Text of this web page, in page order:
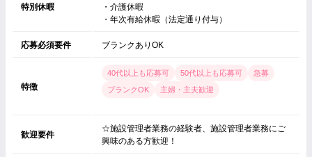
特別休暇
・介護休暇
・年次有給休暇（法定通り付与）
応募必須要件 ブランクありOK
特徴
40代以上も応募可 50代以上も応募可
急募
ブランクOK
主婦・主夫歓迎
歓迎要件
☆施設管理者業務の経験者、施設管理者業務にご
興味のある方歓迎！